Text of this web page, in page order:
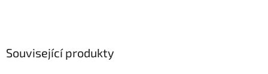
Související produkty